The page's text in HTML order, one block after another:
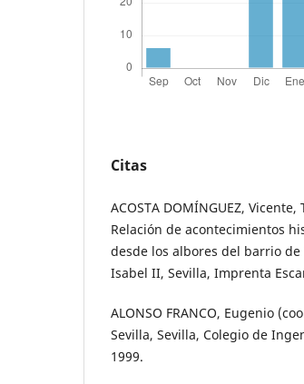
Citas
ACOSTA DOMÍNGUEZ,
Relación de acontecimientos
desde los albores del barrio
Isabel II, Sevilla, Imprenta
ALONSO FRANCO, Eugenio
Sevilla, Sevilla, Colegio de
1999.